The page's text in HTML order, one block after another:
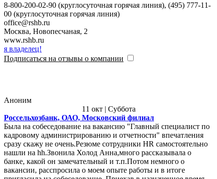
8-800-200-02-90 (круглосуточная горячая линия), (495) 777-11-
00 (круглосуточная горячая линия)
office@rshb.ru
Москва, Новопесчаная, 2
www.rshb.ru
я владелец!
Подписаться на отзывы о компании
Аноним
11 окт | Суббота
Россельхозбанк, ОАО, Московский филиал
Была на собеседование на вакансию "Главный специалист по
кадровому администрированию и отчетности" впечатления
сразу скажу не очень.Резюме сотрудники HR самостоятельно
нашли на hh.Звонила Холод Анна,много рассказывала о
банке, какой он замечательный и т.п.Потом немного о
вакансии, расспросила о моем опыте работы и в итоге